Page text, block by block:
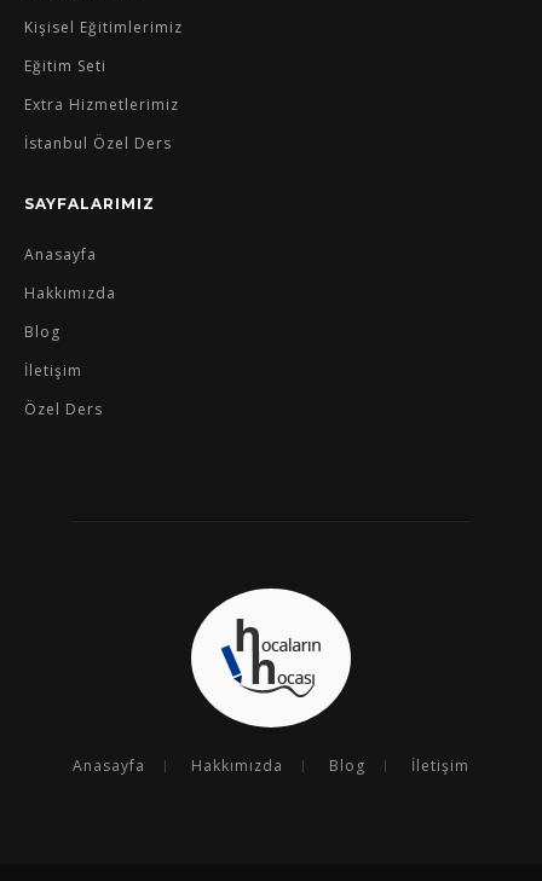
Kişisel Eğitimlerimiz
Eğitim Seti
Extra Hizmetlerimiz
İstanbul Özel Ders
SAYFALARIMIZ
Anasayfa
Hakkımızda
Blog
İletişim
Özel Ders
Anasayfa Hakkımızda Blog İletişim